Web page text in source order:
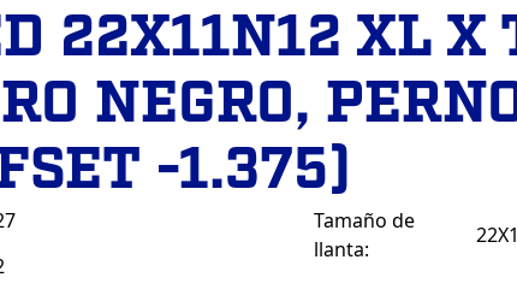
22X11N12 XL X
NEGRO,
-1.375)
Tamaño de
llanta: